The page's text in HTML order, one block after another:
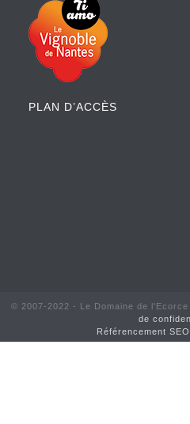
PLAN D’ACCÈS
© 2007-2022 - Le Domaine de
de
Référencement